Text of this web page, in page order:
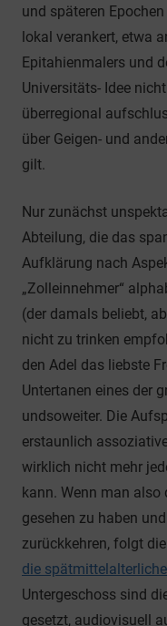
und späteren
lokal verankert, etwa
Epitahienmalers und
Universitäts- Idee
überregional
über Geigen- und
gilt.
Nur zunächst
Abteilung, die das
Aufklärung nach
„Zolleinnehmer“
(der damals beliebt,
nicht zu trinken
den Adel das liebste
Untertanen eines der
undsoweiter. Die
erstaunlich
wirklich nicht mehr
kann. Wenn man also
gesehen zu haben
zurückkehren, folgt
die
Untergeschoss sind
gesetzt, audiovisuell